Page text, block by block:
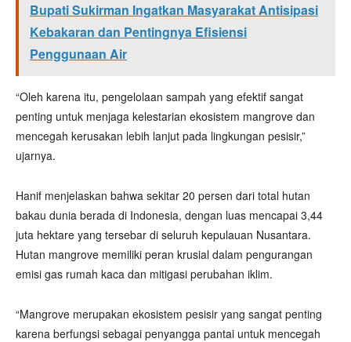
Bupati Sukirman Ingatkan Masyarakat Antisipasi
Kebakaran dan Pentingnya Efisiensi
Penggunaan Air
“Oleh karena itu, pengelolaan sampah yang efektif sangat
penting untuk menjaga kelestarian ekosistem mangrove dan
mencegah kerusakan lebih lanjut pada lingkungan pesisir,”
ujarnya.
Hanif menjelaskan bahwa sekitar 20 persen dari total hutan
bakau dunia berada di Indonesia, dengan luas mencapai 3,44
juta hektare yang tersebar di seluruh kepulauan Nusantara.
Hutan mangrove memiliki peran krusial dalam pengurangan
emisi gas rumah kaca dan mitigasi perubahan iklim.
“Mangrove merupakan ekosistem pesisir yang sangat penting
karena berfungsi sebagai penyangga pantai untuk mencegah